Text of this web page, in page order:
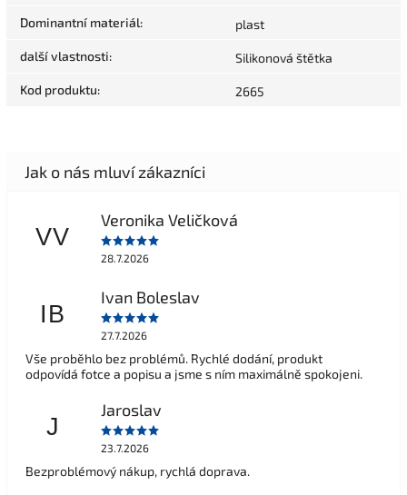
Dominantní materiál: plast
další vlastnosti: Silikonová štětka
Kod produktu: 2665
VV
Veronika Veličková
28.7.2026
IB
Ivan Boleslav
27.7.2026
Vše proběhlo bez problémů. Rychlé dodání, produkt
odpovídá fotce a popisu a jsme s ním maximálně spokojeni.
J
Jaroslav
23.7.2026
Bezproblémový nákup, rychlá doprava.